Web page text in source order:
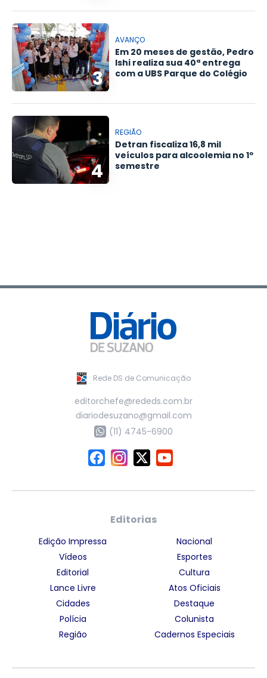
3
AVANÇO
Em 20 meses de gestão, Pedro
Ishi realiza sua 40ª entrega
com a UBS Parque do Colégio
4
REGIÃO
Detran fiscaliza 16,8 mil
veículos para alcoolemia no 1º
semestre
Rede DS de Comunicação
editorchefe@rededs.com.br
diariodesuzano@gmail.com
(11) 4745-6900
Editorias
Edição Impressa
Vídeos
Editorial
Lance Livre
Cidades
Polícia
Região
Nacional
Esportes
Cultura
Atos Oficiais
Destaque
Colunista
Cadernos Especiais